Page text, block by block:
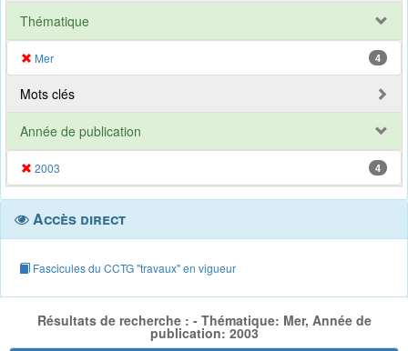
Thématique
Mer 4
Mots clés
Année de publication
2003 4
Accès direct
Fascicules du CCTG "travaux" en vigueur
Résultats de recherche : - Thématique: Mer, Année de
publication: 2003